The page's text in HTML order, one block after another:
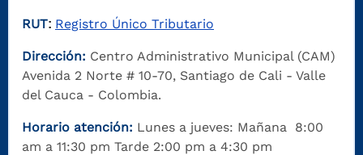
RUT: Registro Único Tributario
Dirección: Centro Administrativo Municipal (CAM)
Avenida 2 Norte # 10-70, Santiago de Cali - Valle
del Cauca - Colombia.
Horario atención: Lunes a jueves: Mañana 8:00
am a 11:30 pm Tarde 2:00 pm a 4:30 pm